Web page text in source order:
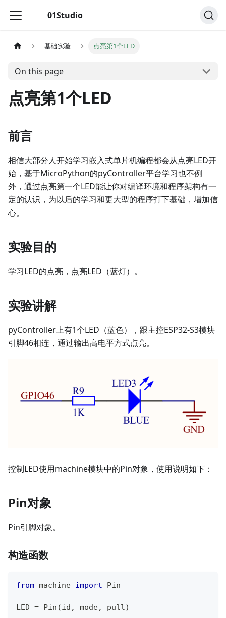
01Studio
基础实验 点亮第1个LED
On this page
点亮第1个LED
前言
相信大部分人开始学习嵌入式单片机编程都会从点亮LED开
始，基于MicroPython的pyController平台学习也不例
外，通过点亮第一个LED能让你对编译环境和程序架构有一
定的认识，为以后的学习和更大型的程序打下基础，增加信
心。
实验目的
学习LED的点亮，点亮LED（蓝灯）。
实验讲解
pyController上有1个LED（蓝色），跟主控ESP32-S3模块
引脚46相连，通过输出高电平方式点亮。
控制LED使用machine模块中的Pin对象，使用说明如下：
Pin对象
Pin引脚对象。
构造函数
from machine import Pin
LED = Pin (id , mode, pull)